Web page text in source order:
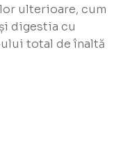
ulterioare, cum
digestia cu
total de înaltă